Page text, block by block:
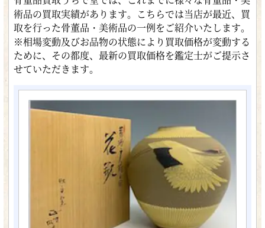
術品の買取実績があります。こちらでは当店が最近、買
取を行った骨董品・美術品の一例をご紹介いたします。
※相場変動及びお品物の状態により買取価格が変動する
ために、その都度、最新の買取価格を鑑定士がご提示さ
せていただきます。